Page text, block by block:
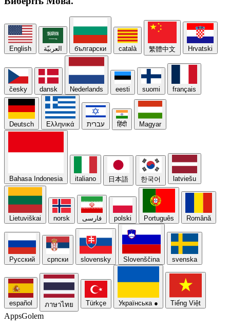
English العربيّة български català 繁體中文 Hrvatski
česky dansk Nederlands eesti suomi français
Deutsch Ελληνικά עברית हिंदी Magyar
Bahasa Indonesia italiano 日本語 한국어 latviešu
Lietuviškai norsk فارسی polski Português Română
Русский српски slovensky Slovenščina svenska
español ภาษาไทย Türkçe Українська ● Tiếng Việt
AppsGolem